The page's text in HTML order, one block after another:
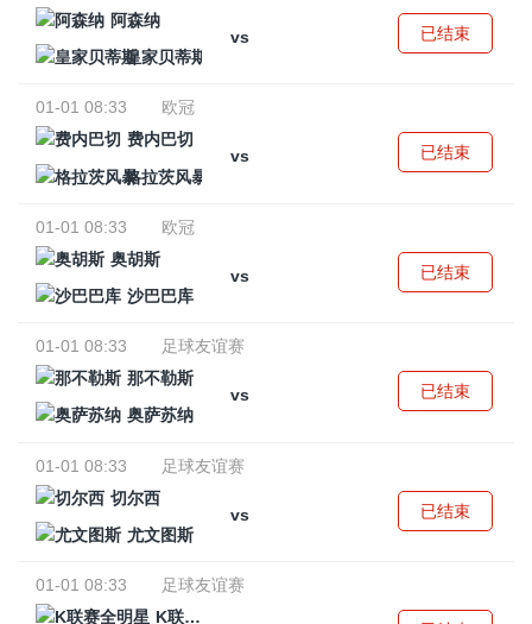
阿森纳
vs
皇家贝蒂斯
已结束
01-01 08:33
欧冠
费内巴切
vs
格拉茨风暴
已结束
01-01 08:33
欧冠
奥胡斯
vs
沙巴巴库
已结束
01-01 08:33
足球友谊赛
那不勒斯
vs
奥萨苏纳
已结束
01-01 08:33
足球友谊赛
切尔西
vs
尤文图斯
已结束
01-01 08:33
足球友谊赛
K联赛全明星